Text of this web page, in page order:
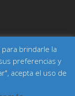
de privacidad
de venta
brindarle la
preferencias y
acepta el uso de